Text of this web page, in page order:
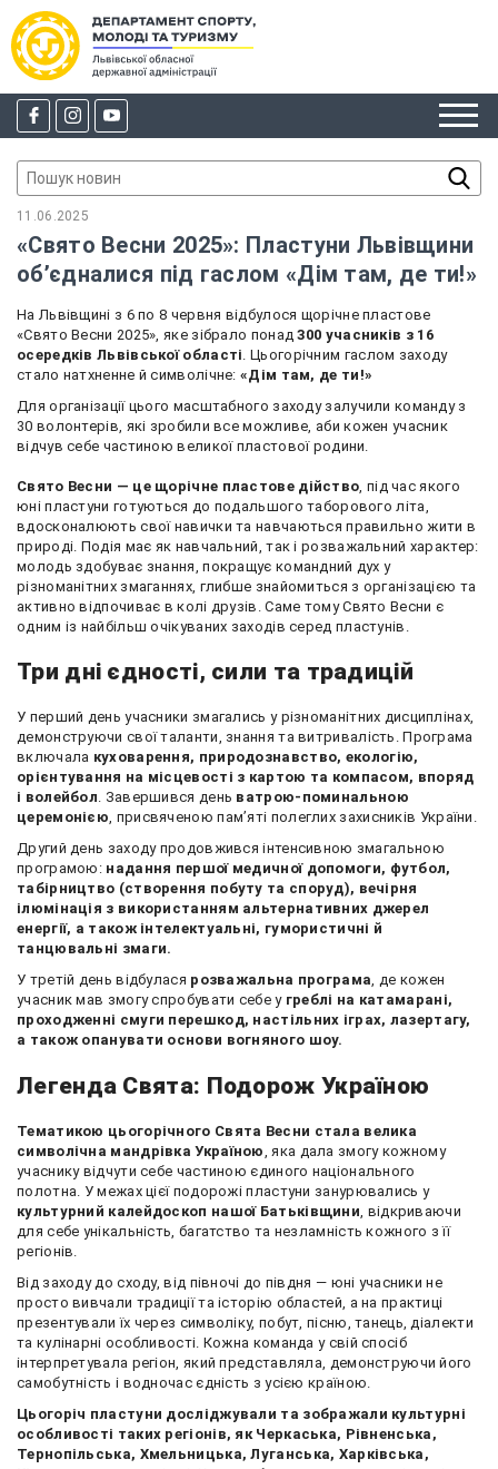
11.06.2025
«Свято Весни 2025»: Пластуни Львівщини
об’єдналися під гаслом «Дім там, де ти!»
На Львівщині з 6 по 8 червня відбулося щорічне пластове
«Свято Весни 2025», яке зібрало понад300 учасників з 16
осередків Львівської області . Цьогорічним гаслом заходу
стало натхненне й символічне:«Дім там, де ти!»
Для організації цього масштабного заходу залучили команду з
30 волонтерів, які зробили все можливе, аби кожен учасник
відчув себе частиною великої пластової родини.
Свято Весни — це щорічне пластове дійство , під час якого
юні пластуни готуються до подальшого таборового літа,
вдосконалюють свої навички та навчаються правильно жити в
природі. Подія має як навчальний, так і розважальний характер:
молодь здобуває знання, покращує командний дух у
різноманітних змаганнях, глибше знайомиться з організацією та
активно відпочиває в колі друзів. Саме тому Свято Весни є
одним із найбільш очікуваних заходів серед пластунів.
Три дні єдності, сили та традицій
У перший день учасники змагались у різноманітних дисциплінах,
демонструючи свої таланти, знання та витривалість. Програма
включала куховарення, природознавство, екологію,
орієнтування на місцевості з картою та компасом, впоряд
і волейбол. Завершився день ватрою-поминальною
церемонією, присвяченою пам’яті полеглих захисників України.
Другий день заходу продовжився інтенсивною змагальною
програмою: надання першої медичної допомоги, футбол,
табірництво (створення побуту та споруд), вечірня
ілюмінація з використанням альтернативних джерел
енергії, а також інтелектуальні, гумористичні й
танцювальні змаги.
У третій день відбулася розважальна програма, де кожен
учасник мав змогу спробувати себе у греблі на катамарані,
проходженні смуги перешкод, настільних іграх, лазертагу,
а також опанувати основи вогняного шоу.
Легенда Свята: Подорож Україною
Тематикою цьогорічного Свята Весни стала велика
символічна мандрівка Україною, яка дала змогу кожному
учаснику відчути себе частиною єдиного національного
полотна. У межах цієї подорожі пластуни занурювались у
культурний калейдоскоп нашої Батьківщини, відкриваючи
для себе унікальність, багатство та незламність кожного з її
регіонів.
Від заходу до сходу, від півночі до півдня — юні учасники не
просто вивчали традиції та історію областей, а на практиці
презентували їх через символіку, побут, пісню, танець, діалекти
та кулінарні особливості. Кожна команда у свій спосіб
інтерпретувала регіон, який представляла, демонструючи його
самобутність і водночас єдність з усією країною.
Цьогоріч пластуни досліджували та зображали культурні
особливості таких регіонів, як Черкаська, Рівненська,
Тернопільська, Хмельницька, Луганська, Харківська,